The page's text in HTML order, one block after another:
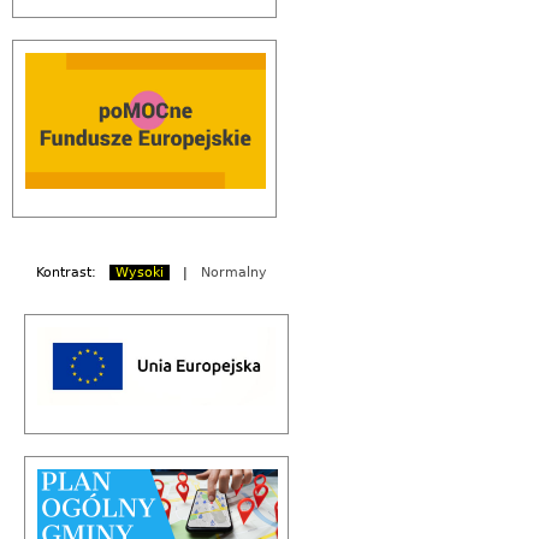
Kontrast: Wysoki | Normalny